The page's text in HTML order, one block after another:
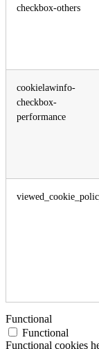
checkbox-others
cookielawinfo-
checkbox-
performance
Functional
Functional
Functional cookies